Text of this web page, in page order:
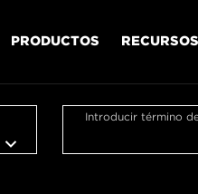
PRODUCTOS RECURSOS
Introducir término